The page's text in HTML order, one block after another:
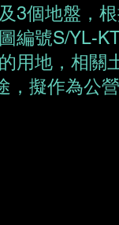
3個地盤，
編號S/YL-
用地，相關
，擬作為公